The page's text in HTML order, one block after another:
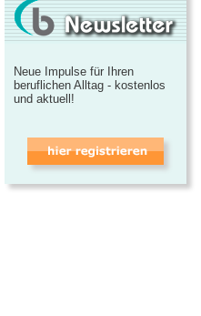
Neue Impulse für Ihren
beruflichen Alltag - kostenlos
und aktuell!